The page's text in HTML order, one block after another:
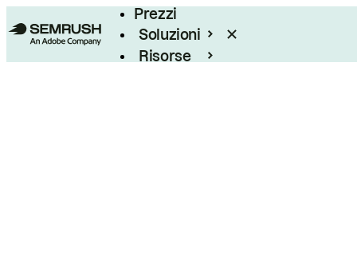
Prezzi
Soluzioni
Risorse